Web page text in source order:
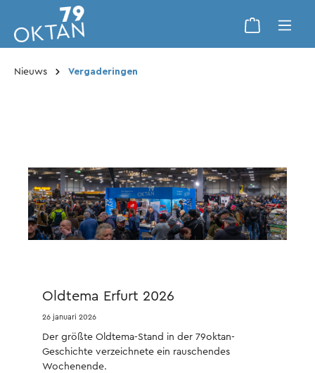
Nieuws Vergaderingen
Oldtema Erfurt 2026
26 januari 2026
Der größte Oldtema-Stand in der 79oktan-
Geschichte verzeichnete ein rauschendes
Wochenende.